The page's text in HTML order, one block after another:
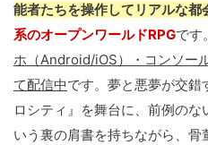
能者たちを操作してリアルな都
系のオープンワールドRPGです。
ホ（Android/iOS）・コンソー
て配信中です。夢と悪夢が交錯
ロシティ』を舞台に、前例のな
いう裏の肩書を持ちながら、骨